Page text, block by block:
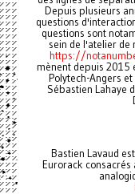
Depuis plusieurs
questions
questions sont
sein de l'atelier
https://
mènent depuis 2015
Polytech-Angers
Sébastien Lahaye
Bastien Lavaud
Eurorack consacrés